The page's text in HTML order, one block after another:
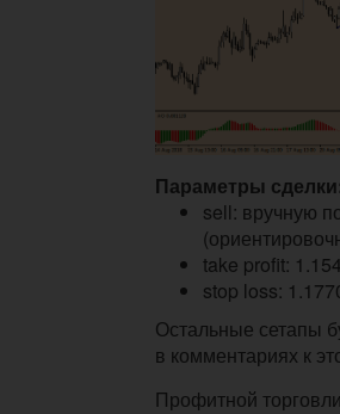
Параметры
sell: вручную
take profit:
stop loss:
Остальные сетапы
в комментариях к
Профитной